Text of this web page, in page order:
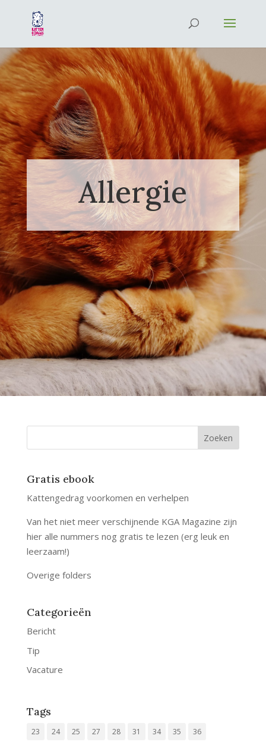
Allergie
Gratis ebook
Kattengedrag voorkomen en verhelpen
Van het niet meer verschijnende KGA Magazine zijn
hier alle nummers nog gratis te lezen (erg leuk en
leerzaam!)
Overige folders
Categorieën
Bericht
Tip
Vacature
Tags
23 24 25 27 28 31 34 35
36